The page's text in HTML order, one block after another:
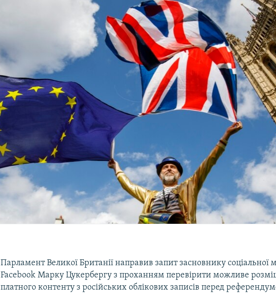
Парламент Великої Британії направив запит засновнику соціальної
Facebook Марку Цукербергу з проханням перевірити можливе
платного контенту з російських облікових записів перед